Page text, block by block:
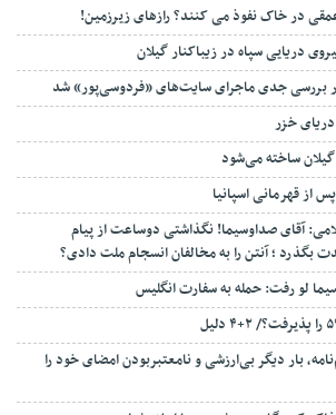
در خاک نفوذ می کنند؟ رازهای زیرزمین!
دریایی سپاه در زیباکنار گیلان
بررسی جدی ماجرای سایت‌های «فردوسی‌پور» شد
خزر
از قهرمانی اسپانیا
آقای صداوسیما! نگذاشتی دوساعت از پیام
بگذرد ؛ آنتن را به مخالفان انسجام ملت دادی؟
لو رفت: حمله به سفارت انگلیس
بار دیگر بی‌ارزشی و نامعتبربودن امضای خود را